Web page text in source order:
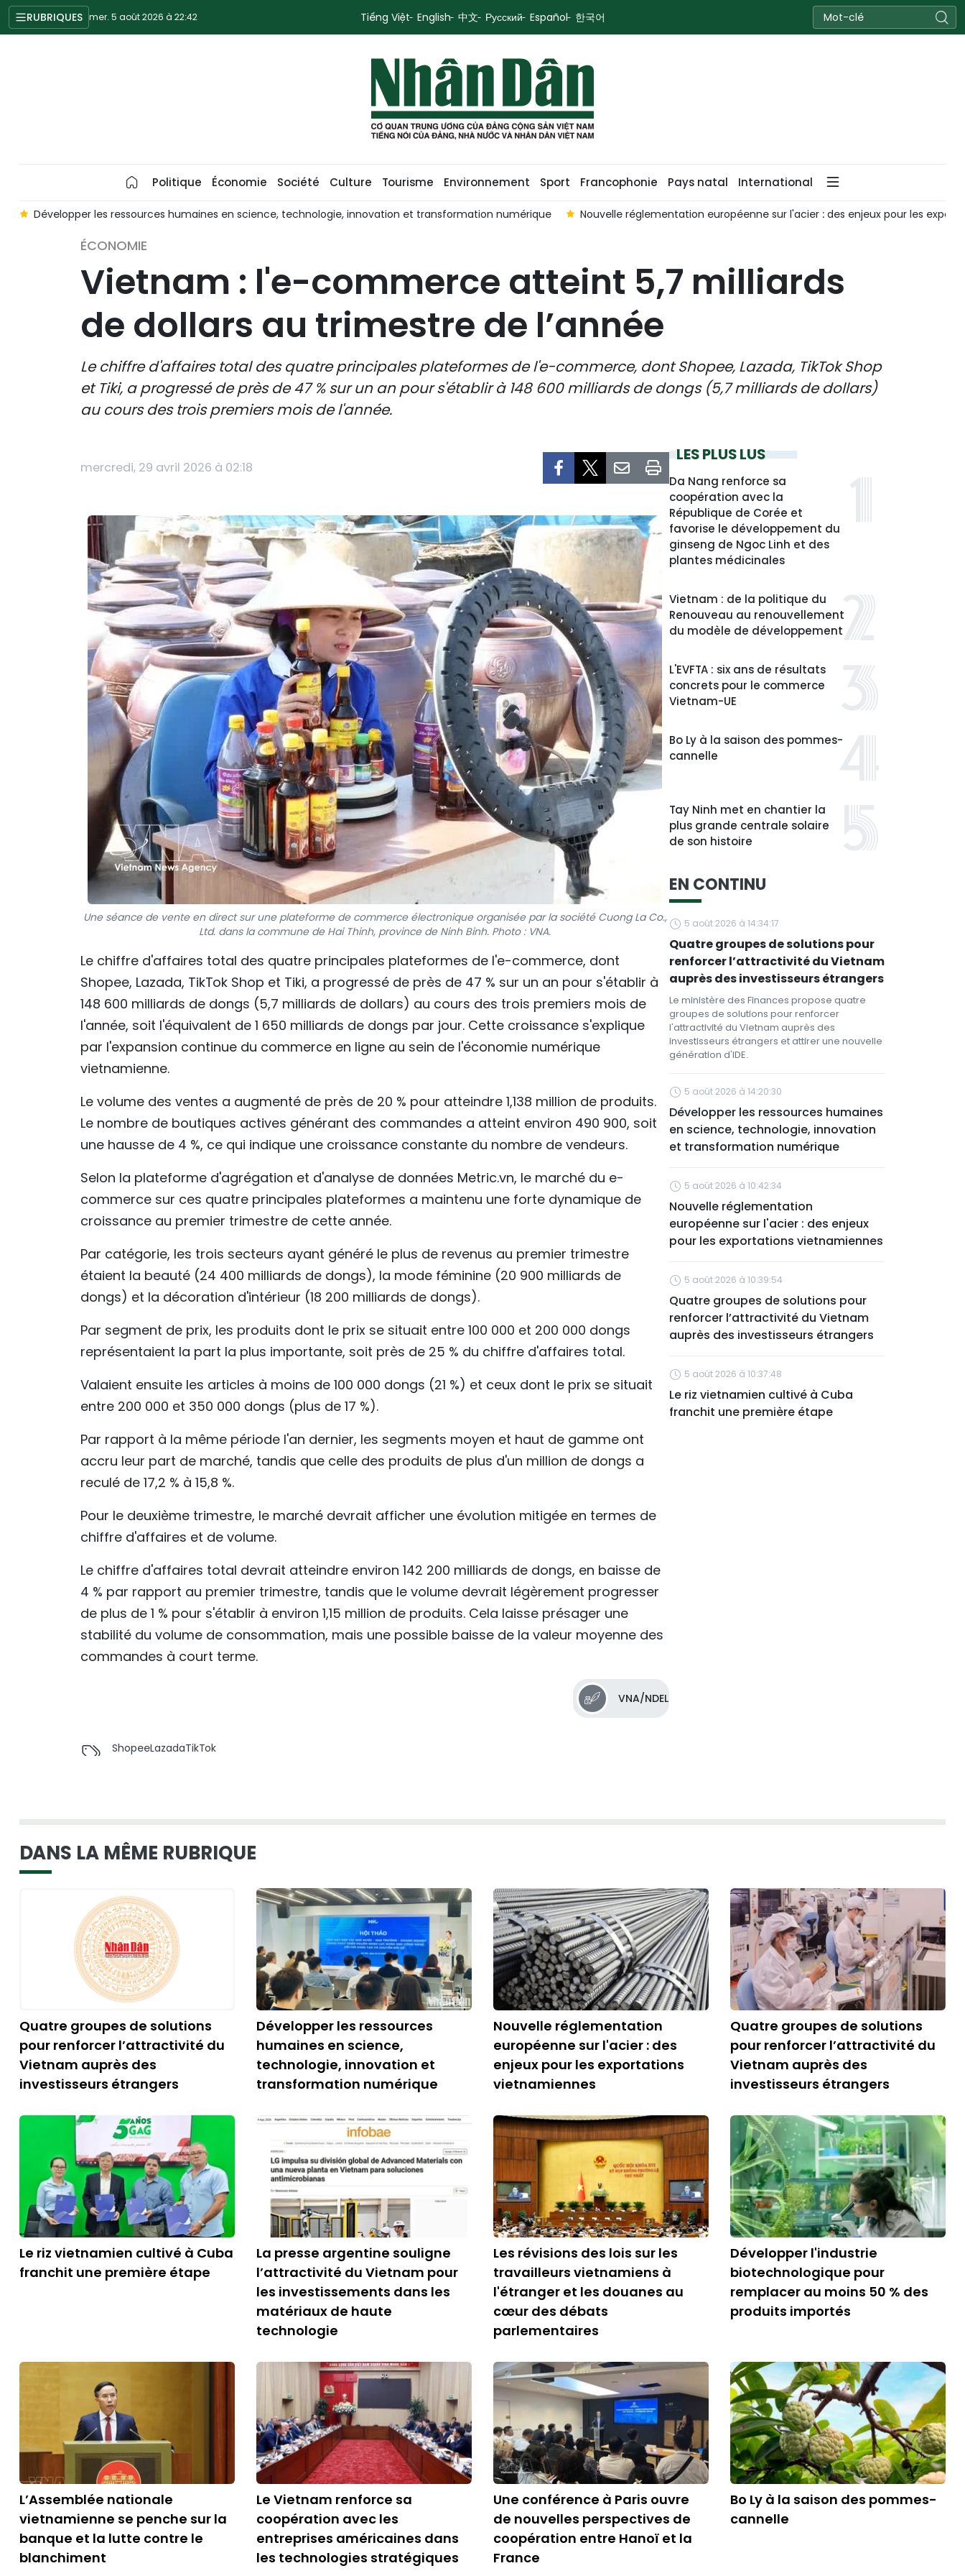
RUBRIQUES mer. 5 août 2026 à 22:42 Tiếng Việt English 中文 Русский Español 한국어
Politique Économie Société Culture Tourisme Environnement Sport Francophonie Pays natal International
Développer les ressources humaines en science, technologie, innovation et transformation numérique Nouvelle réglementation européenne sur l'acier : des enjeux pour les
ÉCONOMIE
Vietnam : l'e-commerce atteint 5,7 milliards
de dollars au trimestre de l’année
Le chiffre d'affaires total des quatre principales plateformes de l'e-commerce, dont Shopee, Lazada, TikTok Shop
et Tiki, a progressé de près de 47 % sur un an pour s'établir à 148 600 milliards de dongs (5,7 milliards de dollars)
au cours des trois premiers mois de l'année.
mercredi, 29 avril 2026 à 02:18
Une séance de vente en direct sur une plateforme de commerce électronique organisée par la société Cuong La Co.,
Ltd. dans la commune de Hai Thinh, province de Ninh Binh. Photo : VNA.
Le chiffre d'affaires total des quatre principales plateformes de l'e-commerce, dont
Shopee, Lazada, TikTok Shop et Tiki, a progressé de près de 47 % sur un an pour s'établir à
148 600 milliards de dongs (5,7 milliards de dollars) au cours des trois premiers mois de
l'année, soit l'équivalent de 1 650 milliards de dongs par jour. Cette croissance s'explique
par l'expansion continue du commerce en ligne au sein de l'économie numérique
vietnamienne.
Le volume des ventes a augmenté de près de 20 % pour atteindre 1,138 million de produits.
Le nombre de boutiques actives générant des commandes a atteint environ 490 900, soit
une hausse de 4 %, ce qui indique une croissance constante du nombre de vendeurs.
Selon la plateforme d'agrégation et d'analyse de données Metric.vn, le marché du e-
commerce sur ces quatre principales plateformes a maintenu une forte dynamique de
croissance au premier trimestre de cette année.
Par catégorie, les trois secteurs ayant généré le plus de revenus au premier trimestre
étaient la beauté (24 400 milliards de dongs), la mode féminine (20 900 milliards de
dongs) et la décoration d'intérieur (18 200 milliards de dongs).
Par segment de prix, les produits dont le prix se situait entre 100 000 et 200 000 dongs
représentaient la part la plus importante, soit près de 25 % du chiffre d'affaires total.
Valaient ensuite les articles à moins de 100 000 dongs (21 %) et ceux dont le prix se situait
entre 200 000 et 350 000 dongs (plus de 17 %).
Par rapport à la même période l'an dernier, les segments moyen et haut de gamme ont
accru leur part de marché, tandis que celle des produits de plus d'un million de dongs a
reculé de 17,2 % à 15,8 %.
Pour le deuxième trimestre, le marché devrait afficher une évolution mitigée en termes de
chiffre d'affaires et de volume.
Le chiffre d'affaires total devrait atteindre environ 142 200 milliards de dongs, en baisse de
4 % par rapport au premier trimestre, tandis que le volume devrait légèrement progresser
de plus de 1 % pour s'établir à environ 1,15 million de produits. Cela laisse présager une
stabilité du volume de consommation, mais une possible baisse de la valeur moyenne des
commandes à court terme.
VNA/NDEL
ShopeeLazadaTikTok
LES PLUS LUS
Da Nang renforce sa
coopération avec la
République de Corée et
favorise le développement du
ginseng de Ngoc Linh et des
plantes médicinales
Vietnam : de la politique du
Renouveau au renouvellement
du modèle de développement
L'EVFTA : six ans de résultats
concrets pour le commerce
Vietnam-UE
Bo Ly à la saison des pommes-
cannelle
Tay Ninh met en chantier la
plus grande centrale solaire
de son histoire
EN CONTINU
5 août 2026 à 14:34:17
Quatre groupes de solutions pour
renforcer l’attractivité du Vietnam
auprès des investisseurs étrangers
Le ministère des Finances propose quatre
groupes de solutions pour renforcer
l'attractivité du Vietnam auprès des
investisseurs étrangers et attirer une nouvelle
génération d'IDE.
5 août 2026 à 14:20:30
Développer les ressources humaines
en science, technologie, innovation
et transformation numérique
5 août 2026 à 10:42:34
Nouvelle réglementation
européenne sur l'acier : des enjeux
pour les exportations vietnamiennes
5 août 2026 à 10:39:54
Quatre groupes de solutions pour
renforcer l’attractivité du Vietnam
auprès des investisseurs étrangers
5 août 2026 à 10:37:48
Le riz vietnamien cultivé à Cuba
franchit une première étape
DANS LA MÊME RUBRIQUE
Quatre groupes de solutions
pour renforcer l’attractivité du
Vietnam auprès des
investisseurs étrangers
Développer les ressources
humaines en science,
technologie, innovation et
transformation numérique
Nouvelle réglementation
européenne sur l'acier : des
enjeux pour les exportations
vietnamiennes
Quatre groupes de solutions
pour renforcer l’attractivité du
Vietnam auprès des
investisseurs étrangers
Le riz vietnamien cultivé à Cuba
franchit une première étape
La presse argentine souligne
l’attractivité du Vietnam pour
les investissements dans les
matériaux de haute
technologie
Les révisions des lois sur les
travailleurs vietnamiens à
l'étranger et les douanes au
cœur des débats
parlementaires
Développer l'industrie
biotechnologique pour
remplacer au moins 50 % des
produits importés
L’Assemblée nationale
vietnamienne se penche sur la
banque et la lutte contre le
blanchiment
Le Vietnam renforce sa
coopération avec les
entreprises américaines dans
les technologies stratégiques
Une conférence à Paris ouvre
de nouvelles perspectives de
coopération entre Hanoï et la
France
Bo Ly à la saison des pommes-
cannelle